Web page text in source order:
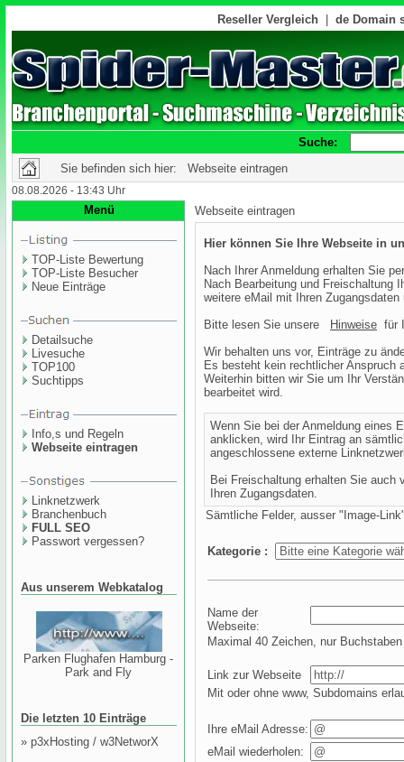
Reseller Vergleich de Domain
Suche:
Sie befinden sich hier: Webseite eintragen
08.08.2026 - 13:43 Uhr
Menü
TOP-Liste Bewertung
TOP-Liste Besucher
Neue Einträge
Detailsuche
Livesuche
TOP100
Suchtipps
Info,s und Regeln
Webseite eintragen
Linknetzwerk
Branchenbuch
FULL SEO
Passwort vergessen?
Aus unserem Webkatalog
Parken Flughafen Hamburg -
Park and Fly
Die letzten 10 Einträge
» p3xHosting / w3NetworX
Webseite eintragen
Hier können Sie Ihre Webseite in
Nach Ihrer Anmeldung erhalten Sie
Nach Bearbeitung und Freischaltung
weitere eMail mit Ihren
Bitte lesen Sie unsere
Hinweise für
Wir behalten uns vor, Einträge zu
Es besteht kein rechtlicher Anspruch
Weiterhin bitten wir Sie um Ihr
bearbeitet wird.
Wenn Sie bei der Anmeldung eines
anklicken, wird Ihr Eintrag an
angeschlossene externe
Bei Freischaltung erhalten Sie auch
Ihren Zugangsdaten.
Sämtliche Felder, ausser "Image-
Kategorie :
Name der
Webseite:
Maximal 40 Zeichen, nur
Link zur Webseite
Mit oder ohne www, Subdomains
Ihre eMail Adresse:
eMail wiederholen: